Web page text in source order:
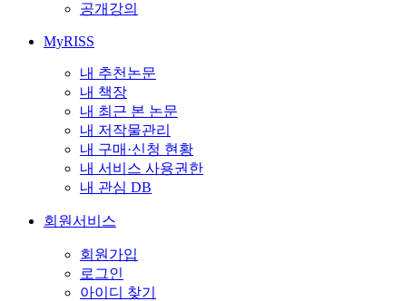
공개강의
MyRISS
내 추천논문
내 책장
내 최근 본 논문
내 저작물관리
내 구매·신청 현황
내 서비스 사용권한
내 관심 DB
회원서비스
회원가입
로그인
아이디 찾기